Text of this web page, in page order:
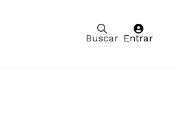
Buscar Entrar